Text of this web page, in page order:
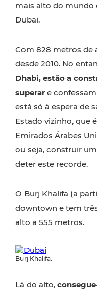
mais alto do mundo
Dubai.
Com 828 metros de
desde 2010. No
Dhabi, estão a
superar e
está só à espera de
Estado vizinho, que
Emirados Árabes
ou seja, construir
deter este recorde.
O Burj Khalifa (a
downtown e tem
alto a 555 metros.
Burj Khalifa.
Lá do alto,